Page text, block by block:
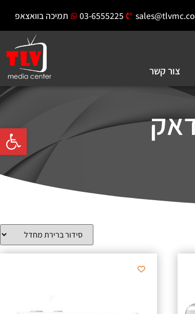
פתח
sales@tlvmc.co
03-6555225 תמיכה בוואצאפ
צור קשר